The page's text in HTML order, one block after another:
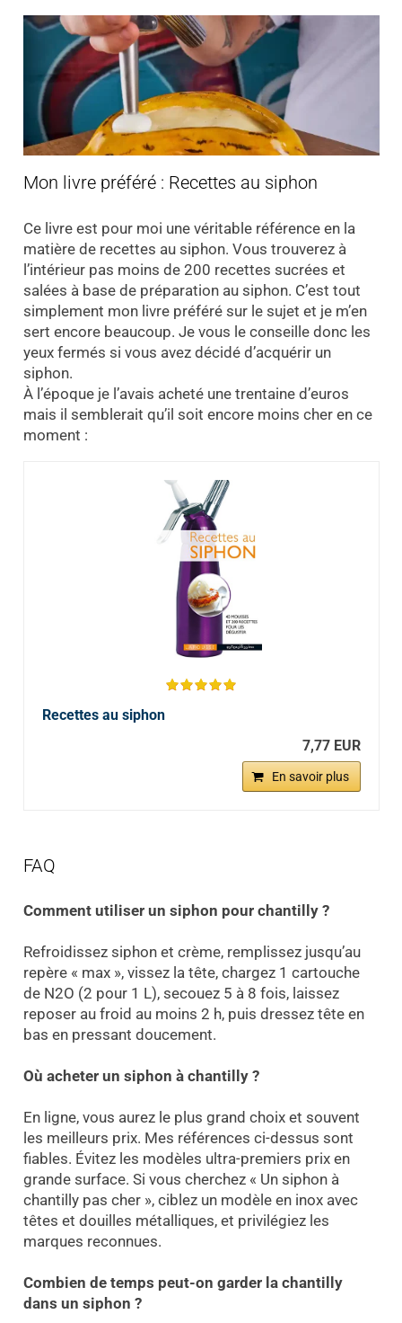
Mon livre préféré : Recettes au siphon
Ce livre est pour moi une véritable référence en la
matière de recettes au siphon. Vous trouverez à
l’intérieur pas moins de 200 recettes sucrées et
salées à base de préparation au siphon. C’est tout
simplement mon livre préféré sur le sujet et je m’en
sert encore beaucoup. Je vous le conseille donc les
yeux fermés si vous avez décidé d’acquérir un
siphon.
À l’époque je l’avais acheté une trentaine d’euros
mais il semblerait qu’il soit encore moins cher en ce
moment :
Recettes au siphon
7,77 EUR
En savoir plus
FAQ
Comment utiliser un siphon pour chantilly?
Refroidissez siphon et crème, remplissez jusqu’au
repère « max », vissez la tête, chargez 1 cartouche
de N2O (2 pour 1 L), secouez 5 à 8 fois, laissez
reposer au froid au moins 2 h, puis dressez tête en
bas en pressant doucement.
Où acheter un siphon à chantilly ?
En ligne, vous aurez le plus grand choix et souvent
les meilleurs prix. Mes références ci-dessus sont
fiables. Évitez les modèles ultra-premiers prix en
grande surface. Si vous cherchez « Un siphon à
chantilly pas cher », ciblez un modèle en inox avec
têtes et douilles métalliques, et privilégiez les
marques reconnues.
Combien de temps peut-on garder la chantilly
dans un siphon ?